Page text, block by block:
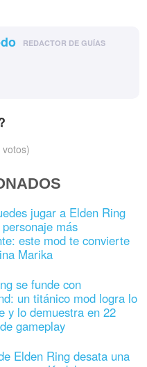
REDACTOR DE GUÍAS
votos)
jugar a Elden Ring
más
este mod te convierte
Marika
se funde con
un titánico mod logra lo
y lo demuestra en 22
gameplay
Elden Ring desata una